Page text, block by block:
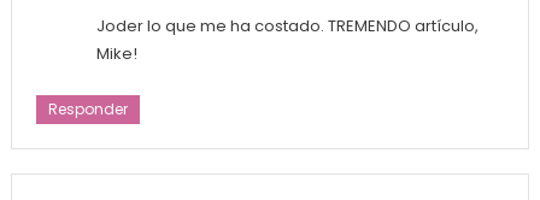
Joder lo que me ha costado. TREMENDO artículo,
Mike!
Responder